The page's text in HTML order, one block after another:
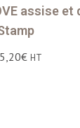
assise
€ HT